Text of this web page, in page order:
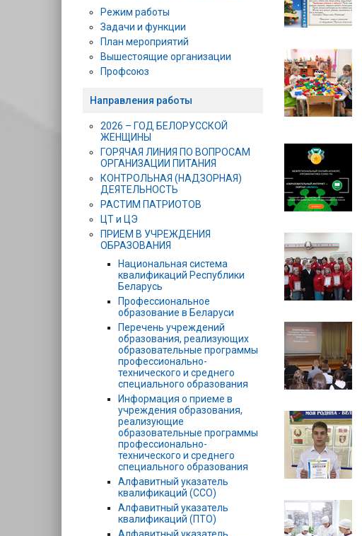
Режим работы
Задачи и функции
План мероприятий
Вышестоящие организации
Профсоюз
Направления работы
2026 – ГОД БЕЛОРУССКОЙ
ЖЕНЩИНЫ
ГОРЯЧАЯ ЛИНИЯ ПО ВОПРОСАМ
ОРГАНИЗАЦИИ ПИТАНИЯ
КОНТРОЛЬНАЯ (НАДЗОРНАЯ)
ДЕЯТЕЛЬНОСТЬ
РАСТИМ ПАТРИОТОВ
ЦТ и ЦЭ
ПРИЕМ В УЧРЕЖДЕНИЯ
ОБРАЗОВАНИЯ
Национальная система
квалификаций Республики
Беларусь
Профессиональное
образование в Беларуси
Перечень учреждений
образования, реализующих
образовательные программы
профессионально-
технического и среднего
специального образования
Информация о приеме в
учреждения образования,
реализующие
образовательные программы
профессионально-
технического и среднего
специального образования
Алфавитный указатель
квалификаций (ССО)
Алфавитный указатель
квалификаций (ПТО)